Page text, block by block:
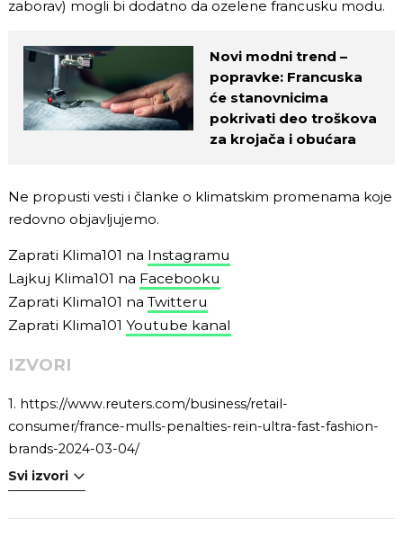
zaborav) mogli bi dodatno da ozelene francusku modu.
Novi modni trend –
popravke: Francuska
će stanovnicima
pokrivati deo troškova
za krojača i obućara
Ne propusti vesti i članke o klimatskim promenama koje
redovno objavljujemo.
Zaprati Klima101 na Instagramu
Lajkuj Klima101 na Facebooku
Zaprati Klima101 na Twitteru
Zaprati Klima101 Youtube kanal
IZVORI
1. https://www.reuters.com/business/retail-
consumer/france-mulls-penalties-rein-ultra-fast-fashion-
brands-2024-03-04/
Svi izvori